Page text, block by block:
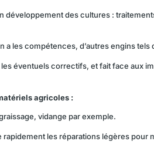
des cultures :
les compétences, d’autres engins tels
éventuels correctifs, et fait face aux
agricoles :
vidange par exemple.
les réparations légères pour